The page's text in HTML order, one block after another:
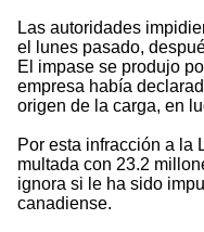
Las autoridades
el lunes pasado,
El impase se produjo
empresa había
origen de la carga, en
Por esta infracción a la
multada con 23.2
ignora si le ha sido
canadiense.